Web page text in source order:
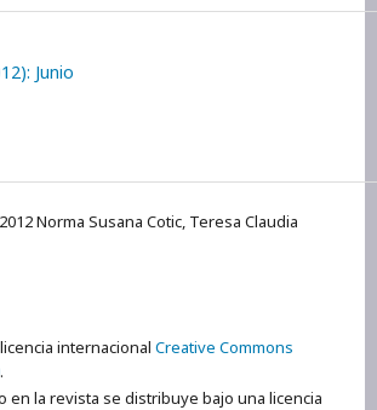
Junio
Norma Susana Cotic, Teresa Claudia
internacional Creative Commons
.
en la revista se distribuye bajo una licencia